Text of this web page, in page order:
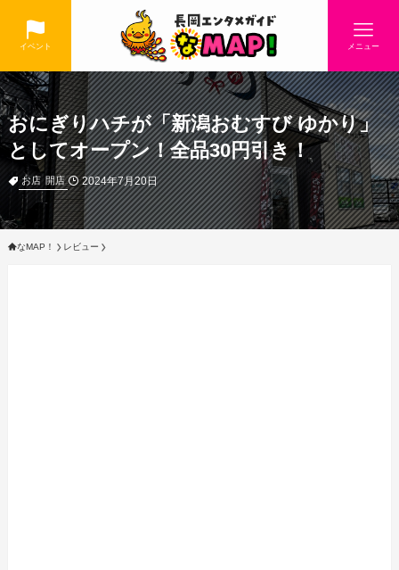
イベント メニュー
おにぎりハチが「新潟おむすび ゆかり」
としてオープン！全品30円引き！
お店 開店 2024年7月20日
なMAP！ レビュー